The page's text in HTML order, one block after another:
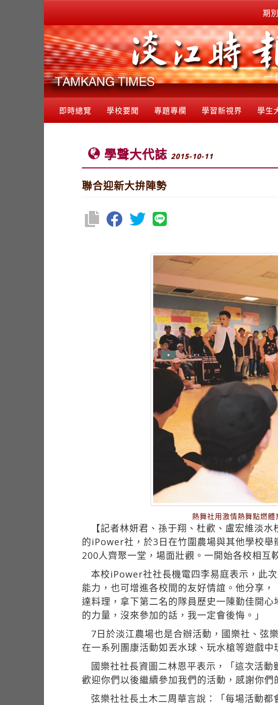
期
即時總覽 學校要聞 專題專欄 學習新視界 學生
學聲大代誌 2015-10-11
聯合迎新大拚陣勢
熱舞社用激情熱舞點燃體
【記者林妍君、孫于翔、杜歡、盧宏維淡
的iPower社，於3日在竹圍農場與其他學校
200人齊聚一堂，場面壯觀。一開始各校相互
本校iPower社社長機電四李易庭表示，此
能力，也可增進各校間的友好情誼。他分享
達料理，拿下第二名的隊員歷史一陳勤佳開
的力量，沒來參加的話，我一定會後悔。」
7日於淡江農場也是合辦活動，國樂社、弦
在一系列團康活動如丟水球、玩水槍等遊戲
國樂社社長資圖二林恩平表示，「這次活
歡迎你們以後繼續參加我們的活動，感謝你們
弦樂社社長土木二周華言說：「每場活動